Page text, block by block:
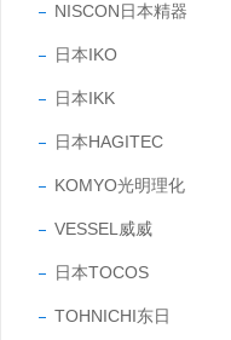
NISCON日本精器
日本IKO
日本IKK
日本HAGITEC
KOMYO光明理化
VESSEL威威
日本TOCOS
TOHNICHI东日